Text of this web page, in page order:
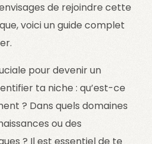
de rejoindre cette
voici un guide complet
pour devenir un
ta niche : qu’est-ce
? Dans quels domaines
ou des